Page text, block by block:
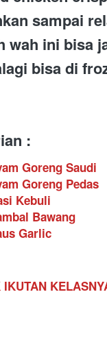
sampai
wah ini bisa
bisa di
:
Goreng Saudi
Goreng Pedas
Kebuli
Bawang
Garlic
IKUTAN